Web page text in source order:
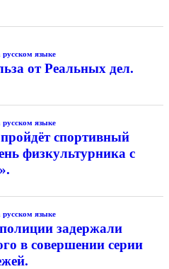
русском языке
от Реальных дел.
русском языке
спортивный
физкультурника с
русском языке
задержали
в совершении серии